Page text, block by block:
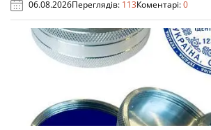
06.08.2026Переглядів: 113Коментарі:0